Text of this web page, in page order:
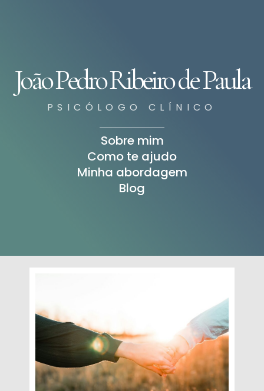
João Pedro Ribeiro de Paula
PSICÓLOGO CLÍNICO
Sobre mim
Como te ajudo
Minha abordagem
Blog